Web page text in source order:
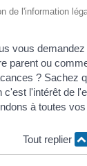
de l'information
vous
parent ou
? Sachez
c'est l'intérêt de
à toutes
Tout replier